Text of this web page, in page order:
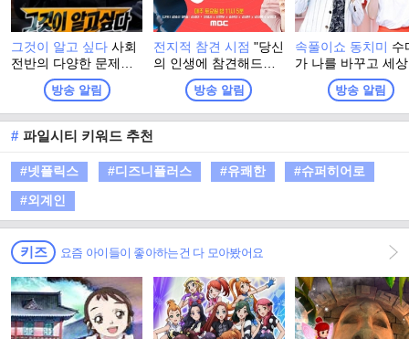
그것이 알고 싶다사회
전반의 다양한 문제점
들을 들여다보는 SBS
의 대표적인 시사고발
프로그램
방송 알림
전지적 참견 시점 "당신
의 인생에 참견해드립
니다!" 매니저들의 거침
없는 제보로 공개되는
스타들의 리얼 일상! 그
콜한 참견!
방송 알림
속풀이쇼 동치미 수
가 나를 바꾸고 세
바꾼다! 살면서 어
든 누구나 마주치는
터지는 일들! 나만
단! 말발은 100단!
는 친구, 때로는 언
에 살얼음 동동 띄
원한 동치미를 선사
방송 알림
# 파일시티 키워드 추천
#넷플릭스 #디즈니플러스 #유쾌한
#슈퍼히어로
#외계인
키즈 요즘 아이들이 좋아하는건 다 모아봤어요